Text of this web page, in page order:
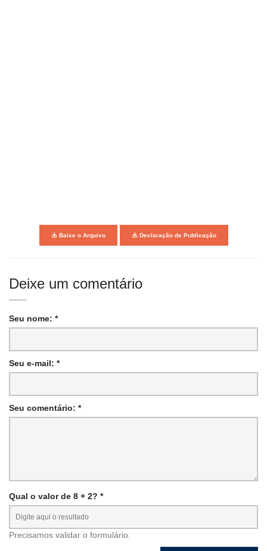
Baixe o Arquivo Declaração de Publicação
Deixe um comentário
Seu nome: *
Seu e-mail: *
Seu comentário: *
Qual o valor de 8 + 2? *
Precisamos validar o formulário.